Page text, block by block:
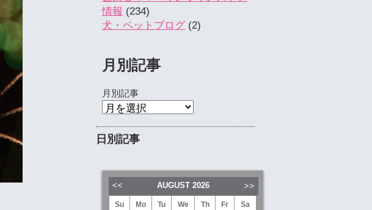
情報 (234)
犬・ペットブログ (2)
月別記事
月別記事
日別記事
AUGUST 2026
Su Mo Tu We Th Fr Sa